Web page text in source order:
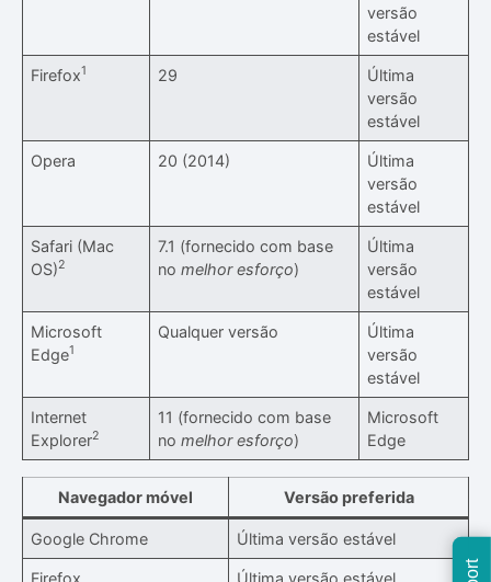
versão
estável
Firefox1 29
Última
versão
estável
Opera 20 (2014)
Última
versão
estável
Safari (Mac
OS)2
7.1 (fornecido com base
nomelhor esforço)
Última
versão
estável
Microsoft
Edge1
Qualquer versão
Última
versão
estável
Internet
Explorer2
11 (fornecido com base
nomelhor esforço)
Microsoft
Edge
Navegador móvel Versão preferida
Google Chrome Última versão estável
Firefox Última versão estável